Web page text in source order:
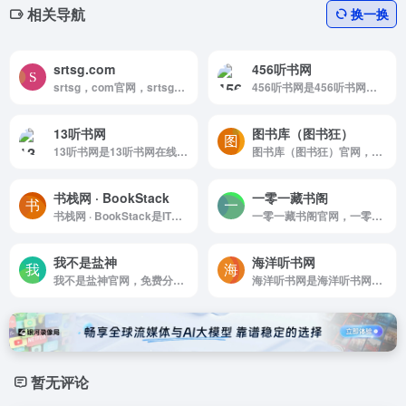
相关导航 换一换
srtsg.com
srtsg，com官网，srtsg，com永久免费的kindle电子书试看网站！一起分享阅读的乐趣！
456听书网
456听书网是456听书网提供有声小说，名家评书，相声小品，海量资源，应有尽有。释放双眼，用耳朵聆听声音！懒人的最佳选择！
13听书网
13听书网是13听书网在线听书网提供最新最全热门有声小说,有声读物,评书有声小说每日更新,支持自动连播,无弹窗,13听书网在线听书网为你释放双眼，用耳朵享受阅读的乐趣!
图书库（图书狂）
图书库（图书狂）官网，图书库，提供最新epub，PDF电子书图书免费下载，以epub，PDF为主的电子书免费下载供学习使用。
书栈网 · BookStack
书栈网 · BookStack是IT程序员互联网开源编程书籍阅读分享
一零一藏书阁
一零一藏书阁官网，一零一藏书阁::高清扫描经典原版PDF电子书籍下载收藏
我不是盐神
我不是盐神官网，免费分享一些盐选文章，知乎免费阅读网站
海洋听书网
海洋听书网是海洋听书网是国内最具影响力的有声小说网站，为您免费提供MP3有声小说打包下载、有声小说在线收听、百家讲坛、评书下载、儿歌大全、郭德纲相声等资源,是最专业的免费听书平台.
暂无评论